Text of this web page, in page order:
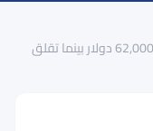
بيتكوين تستقر قرب 62,000 دولار بينما تقلق